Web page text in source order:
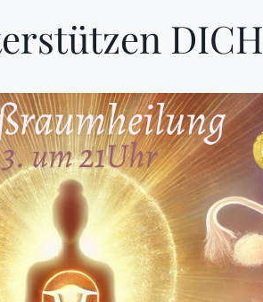
DICH